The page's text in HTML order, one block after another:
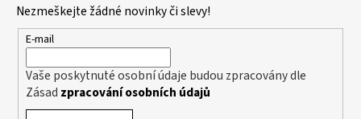
Nezmeškejte žádné novinky či slevy!
E-mail
Vaše poskytnuté osobní údaje budou zpracovány dle
Zásad zpracování osobních údajů